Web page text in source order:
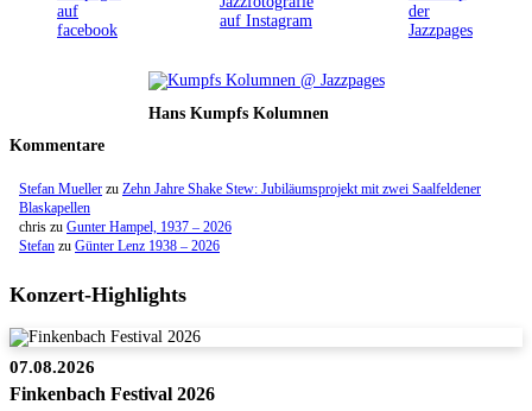
Hans Kumpfs Kolumnen
Kommentare
Stefan Mueller zu Zehn Jahre Shake Stew: Jubiläumsprojekt mit zwei Saalfeldener
Blaskapellen
chris zu Gunter Hampel, 1937 – 2026
Stefan zu Günter Lenz 1938 – 2026
Konzert-Highlights
07.08.2026
Finkenbach Festival 2026